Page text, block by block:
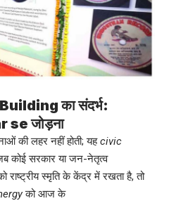
का संदर्भ:
जोड़ना
की लहर नहीं होती; यहcivic
कोई सरकार या जन-नेतृत्व
राष्ट्रीय स्मृति के केंद्र में रखता है, तो
को आज के